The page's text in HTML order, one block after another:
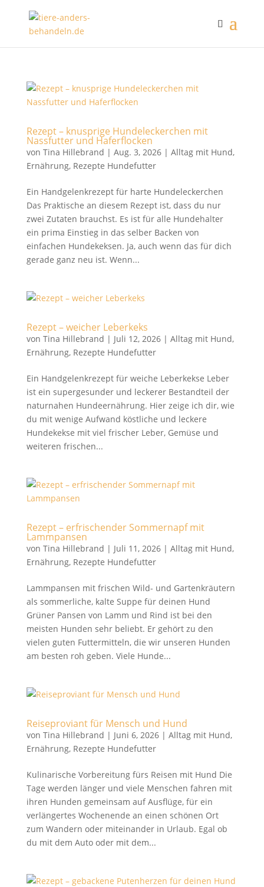
Rezept – knusprige Hundeleckerchen mit
Nassfutter und Haferflocken
von Tina Hillebrand | Aug. 3, 2026| Alltag mit Hund,
Ernährung, Rezepte Hundefutter
Ein Handgelenkrezept für harte Hundeleckerchen
Das Praktische an diesem Rezept ist, dass du nur
zwei Zutaten brauchst. Es ist für alle Hundehalter
ein prima Einstieg in das selber Backen von
einfachen Hundekeksen. Ja, auch wenn das für dich
gerade ganz neu ist. Wenn...
Rezept – weicher Leberkeks
von Tina Hillebrand | Juli 12, 2026| Alltag mit Hund,
Ernährung, Rezepte Hundefutter
Ein Handgelenkrezept für weiche Leberkekse Leber
ist ein supergesunder und leckerer Bestandteil der
naturnahen Hundeernährung. Hier zeige ich dir, wie
du mit wenige Aufwand köstliche und leckere
Hundekekse mit viel frischer Leber, Gemüse und
weiteren frischen...
Rezept – erfrischender Sommernapf mit
Lammpansen
von Tina Hillebrand | Juli 11, 2026| Alltag mit Hund,
Ernährung, Rezepte Hundefutter
Lammpansen mit frischen Wild- und Gartenkräutern
als sommerliche, kalte Suppe für deinen Hund
Grüner Pansen von Lamm und Rind ist bei den
meisten Hunden sehr beliebt. Er gehört zu den
vielen guten Futtermitteln, die wir unseren Hunden
am besten roh geben. Viele Hunde...
Reiseproviant für Mensch und Hund
von Tina Hillebrand | Juni 6, 2026| Alltag mit Hund,
Ernährung, Rezepte Hundefutter
Kulinarische Vorbereitung fürs Reisen mit Hund Die
Tage werden länger und viele Menschen fahren mit
ihren Hunden gemeinsam auf Ausflüge, für ein
verlängertes Wochenende an einen schönen Ort
zum Wandern oder miteinander in Urlaub. Egal ob
du mit dem Auto oder mit dem...